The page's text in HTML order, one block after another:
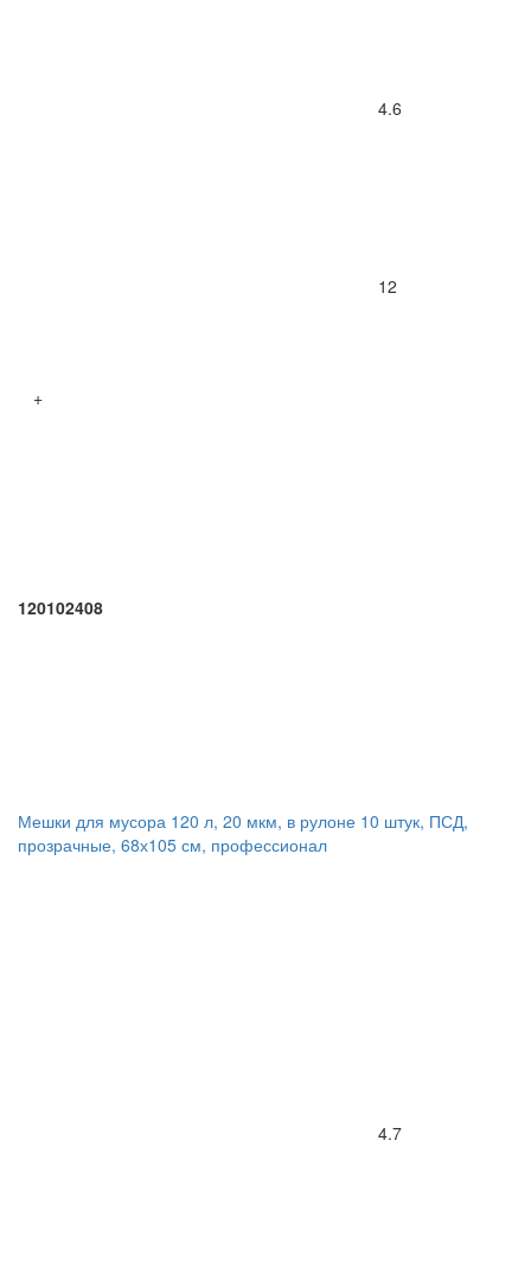
4.6
12
+
120102408
Мешки для мусора 120 л, 20 мкм, в рулоне 10 штук, ПСД,
прозрачные, 68х105 см, профессионал
4.7